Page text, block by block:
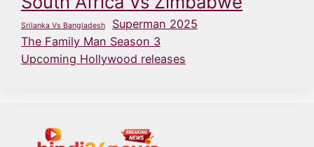
Srilanka Vs Bangladesh
Superman 2025
The Family Man Season 3
Upcoming Hollywood releases